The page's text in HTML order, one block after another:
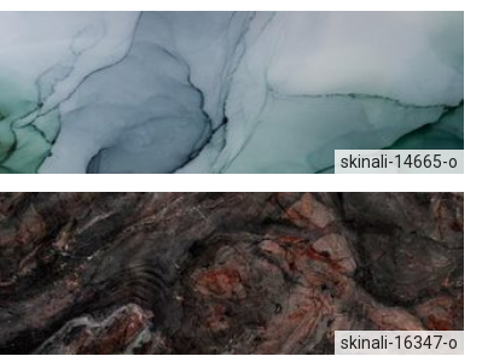
skinali-14665-o
skinali-16347-о